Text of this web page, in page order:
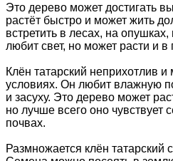
Это дерево может достигать
растёт быстро и может жить
встретить в лесах, на
любит свет, но может расти и в
Клён татарский неприхотлив
условиях. Он любит влажную
и засуху. Это дерево может
но лучше всего оно чувствует
почвах.
Размножается клён татарский